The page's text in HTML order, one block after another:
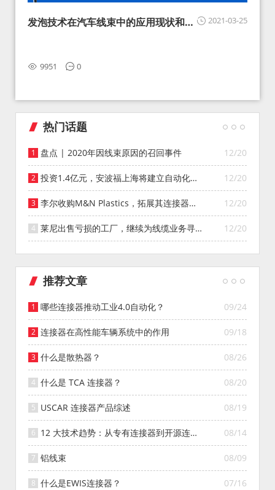
2021-03-25
发泡技术在汽车线束中的应用现状和展
9951 0
热门话题
12/20
盘点 | 2020年因线束原因的召回事件
12/20
投资1.4亿元，安波福上海将建立自动化智
能仓库
12/20
李尔收购M&N Plastics，拓展其连接器系
统业务
12/20
莱尼出售亏损的工厂，继续为线缆业务寻找
投资者
推荐文章
09/24
哪些连接器推动工业4.0自动化？
09/18
连接器在高性能车辆系统中的作用
08/26
什么是散热器？
08/20
什么是 TCA 连接器？
08/19
USCAR 连接器产品综述
08/14
12 大技术趋势：从专有连接器到开源连接
器的演变
08/09
铝线束
07/16
什么是EWIS连接器？